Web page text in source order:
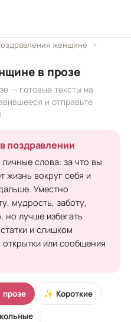
женщине
в прозе
— готовые тексты на
и отправьте
поздравлении
слова: за что вы
жизнь вокруг себя и
Уместно
мудрость, заботу,
но лучше избегать
и слишком
или сообщения
✨ Короткие